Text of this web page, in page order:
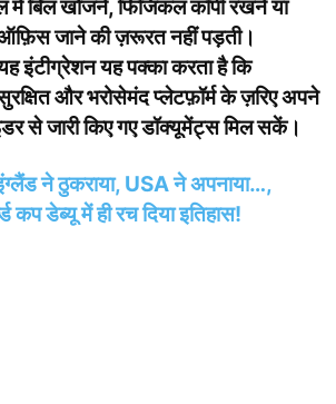
बिल खोजने, फिजिकल कॉपी रखने या
ऑफ़िस जाने की ज़रूरत नहीं पड़ती।
इंटीग्रेशन यह पक्का करता है कि
और भरोसेमंद प्लेटफ़ॉर्म के ज़रिए अपने
से जारी किए गए डॉक्यूमेंट्स मिल सकें।
ने ठुकराया, USA ने अपनाया…,
कप डेब्यू में ही रच दिया इतिहास!